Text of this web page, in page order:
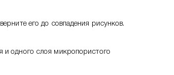
его до совпадения рисунков.
и одного слоя микропористого